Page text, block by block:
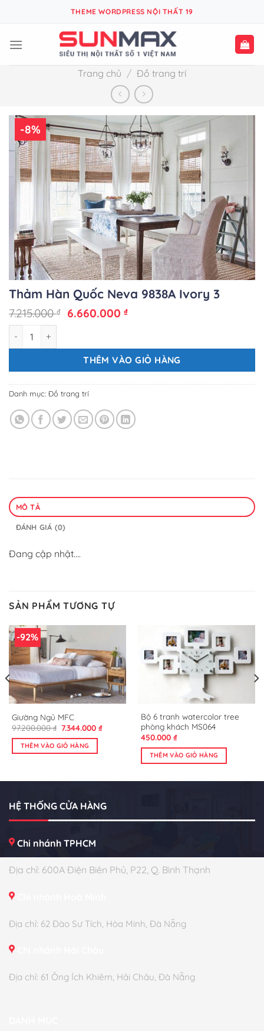
dung
THEME WORDPRESS NỘI THẤT 19
Trang chủ / Đồ trang trí
-8%
Thảm Hàn Quốc Neva 9838A Ivory 3
7.215.000₫ Giá
7.215.000 ₫.
6.660.000 ₫Giá
là:
6.660.000 ₫.
Thảm Hàn Quốc Neva 9838A Ivory 3 số lượng
THÊM VÀO GIỎ HÀNG
Danh mục: Đồ trang trí
MÔ TẢ
ĐÁNH GIÁ (0)
Đang cập nhật….
SẢN PHẨM TƯƠNG TỰ
-92%
Giường Ngủ MFC
97.200.000₫ Giá
là:
97.200.000 ₫.
7.344.000 ₫Giá
THÊM VÀO GIỎ HÀNG
Bộ 6 tranh watercolor tree
phòng khách MS064
450.000 ₫
THÊM VÀO GIỎ HÀNG
HỆ THỐNG CỬA HÀNG
Chi nhánh TPHCM
Địa chỉ: 600A Điện Biên Phủ, P22, Q. Bình Thạnh
Địa chỉ: 62 Đào Sư Tích, Hòa Minh, Đà Nẵng
Địa chỉ: 61 Ông Ích Khiêm, Hải Châu, Đà Nẵng